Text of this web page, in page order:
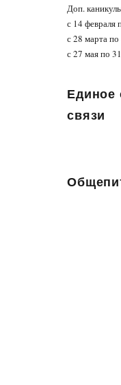
Доп.
с 14 февраля
с 28 марта по
с 27 мая по
Единое
связи